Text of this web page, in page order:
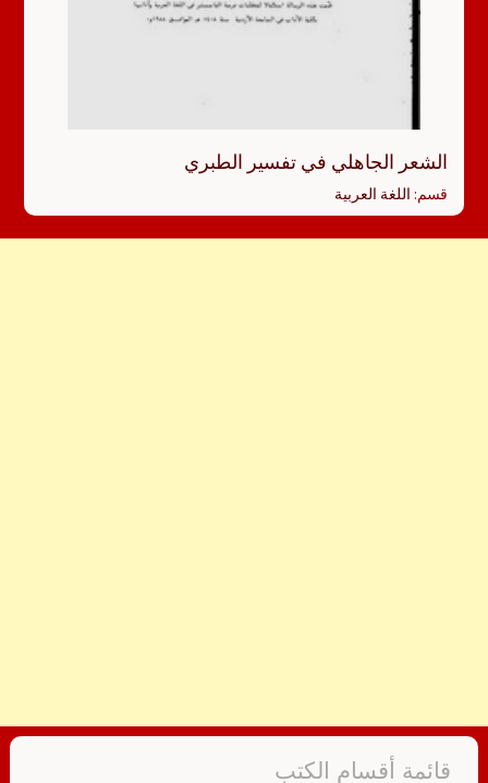
الشعر الجاهلي في تفسير الطبري
قسم: اللغة العربية
قائمة أقسام الكتب